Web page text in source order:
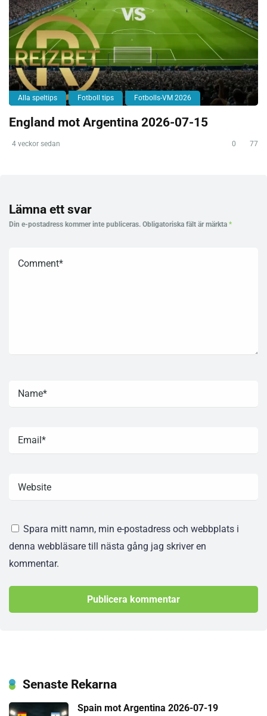
Alla speltips Fotboll tips Fotbolls-VM 2026
England mot Argentina 2026-07-15
4 veckor sedan 0 77
Lämna ett svar
Din e-postadress kommer inte publiceras. Obligatoriska fält är märkta *
Spara mitt namn, min e-postadress och webbplats i
denna webbläsare till nästa gång jag skriver en
kommentar.
Senaste Rekarna
Spain mot Argentina 2026-07-19